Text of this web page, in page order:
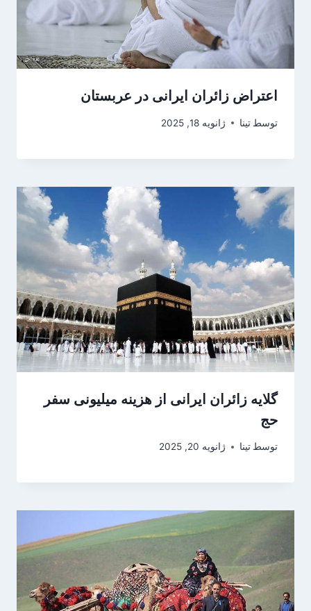
اعتراض زائران ایرانی در عربستان
توسط تینا ژانویه 18, 2025
گلایه زائران ایرانی از هزینه میلیونی سفر
حج
توسط تینا ژانویه 20, 2025